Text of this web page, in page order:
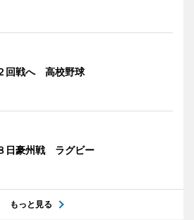
回戦へ 高校野球
日豪州戦 ラグビー
もっと見る